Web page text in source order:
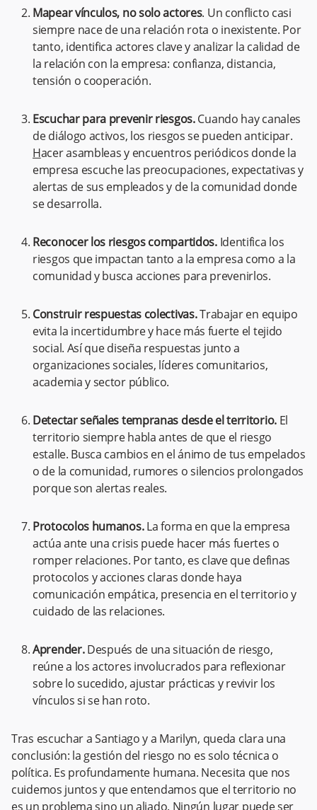
Mapear vínculos, no solo actores. Un conflicto casi
siempre nace de una relación rota o inexistente. Por
tanto, identifica actores clave y analizar la calidad de
la relación con la empresa: confianza, distancia,
tensión o cooperación.
Escuchar para prevenir riesgos.Cuando hay canales
de diálogo activos, los riesgos se pueden anticipar.
Hacerasambleas y encuentros periódicos donde la
empresa escuche las preocupaciones, expectativas y
alertas de sus empleados y de la comunidad donde
se desarrolla.
Reconocer los riesgos compartidos. Identifica los
riesgos que impactan tanto a la empresa como a la
comunidad y busca acciones para prevenirlos.
Construir respuestas colectivas.Trabajar en equipo
evita la incertidumbre y hace más fuerte el tejido
social. Así que diseña respuestas junto a
organizaciones sociales, líderes comunitarios,
academia y sector público.
Detectar señales tempranas desde el territorio. El
territorio siempre habla antes de que el riesgo
estalle. Busca cambios en el ánimo de tus empelados
o de la comunidad, rumores o silencios prolongados
porque son alertas reales.
Protocolos humanos.La forma en que la empresa
actúa ante una crisis puede hacer más fuertes o
romper relaciones. Por tanto, es claveque definas
protocolos y acciones claras donde haya
comunicación empática, presencia en el territorio y
cuidado de las relaciones.
Aprender.Después de una situación de riesgo,
reúne a los actores involucrados para reflexionar
sobre lo sucedido, ajustar prácticas y revivir los
vínculos si se han roto.
Tras escuchar a Santiago y a Marilyn, queda clara una
conclusión: la gestión del riesgo no es solo técnica o
política. Es profundamente humana. Necesita que nos
cuidemos juntos y que entendamos que el territorio no
es un problema sino un aliado. Ningún lugar puede ser